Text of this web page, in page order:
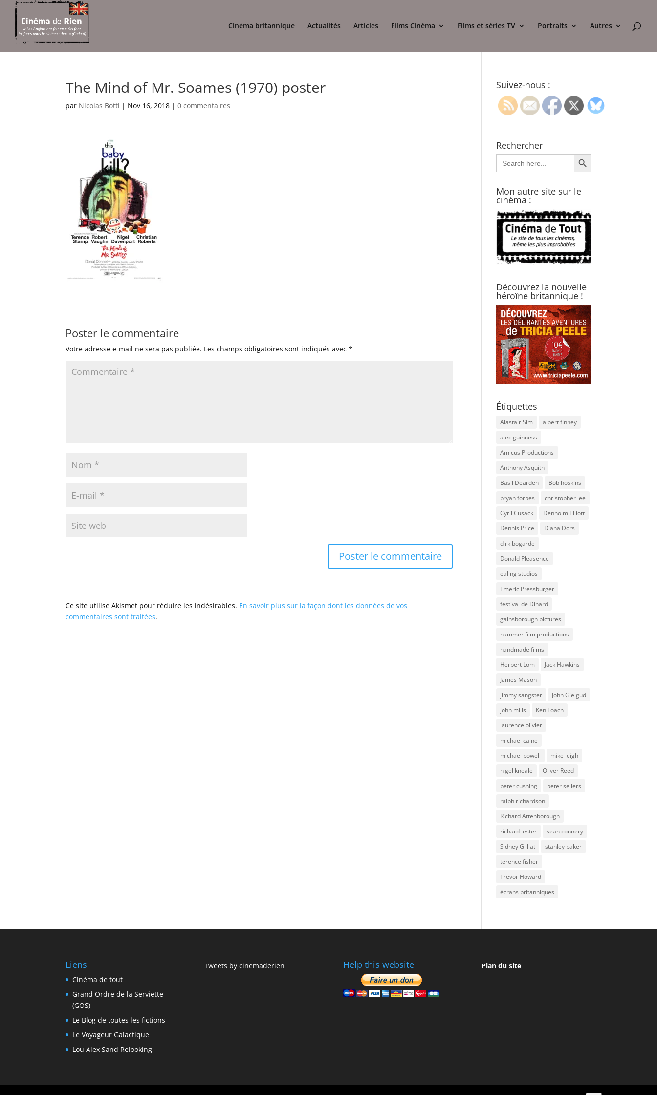
Cinéma britannique Actualités Articles Films Cinéma Films et séries TV Portraits Autres
The Mind of Mr. Soames (1970) poster
par Nicolas Botti | Nov 16, 2018 |0 commentaires
Poster le commentaire
Votre adresse e-mail ne sera pas publiée. Les champs obligatoires sont indiqués avec*
Ce site utilise Akismet pour réduire les indésirables. En savoir plus sur la façon dont les données de vos
commentaires sont traitées.
Suivez-nous :
Rechercher
Search
for:
Search Button
Mon autre site sur le
cinéma :
Découvrez la nouvelle
héroïne britannique !
Étiquettes
Alastair Sim
albert finney
alec guinness
Amicus Productions
Anthony Asquith
Basil Dearden
Bob hoskins
bryan forbes
christopher lee
Cyril Cusack
Denholm Elliott
Dennis Price
Diana Dors
dirk bogarde
Donald Pleasence
ealing studios
Emeric Pressburger
festival de Dinard
gainsborough pictures
hammer film productions
handmade films
Herbert Lom
Jack Hawkins
James Mason
jimmy sangster
John Gielgud
john mills
Ken Loach
laurence olivier
michael caine
michael powell
mike leigh
nigel kneale
Oliver Reed
peter cushing
peter sellers
ralph richardson
Richard Attenborough
richard lester
sean connery
Sidney Gilliat
stanley baker
terence fisher
Trevor Howard
écrans britanniques
Liens
Cinéma de tout
Grand Ordre de la Serviette
(GOS)
Le Blog de toutes les fictions
Le Voyageur Galactique
Lou Alex Sand Relooking
Tweets by cinemaderien Help this website Plan du site